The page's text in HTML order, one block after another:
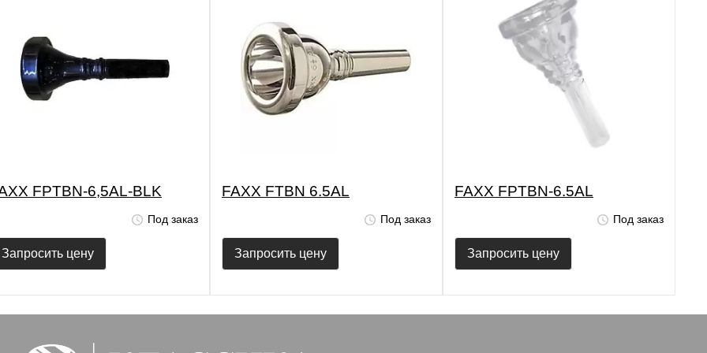
FPTBN-6,5AL-BLK
Под заказ
Запросить цену
FAXX FTBN 6.5AL
Под заказ
Запросить цену
FAXX FPTBN-6.5AL
Под заказ
Запросить цену